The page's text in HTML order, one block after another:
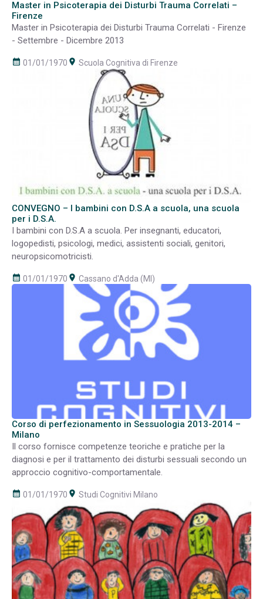
Master in Psicoterapia dei Disturbi Trauma Correlati –
Firenze
Master in Psicoterapia dei Disturbi Trauma Correlati - Firenze
- Settembre - Dicembre 2013
calendar_month 01/01/1970 room Scuola Cognitiva di Firenze
CONVEGNO – I bambini con D.S.A a scuola, una scuola
per i D.S.A.
I bambini con D.S.A a scuola. Per insegnanti, educatori,
logopedisti, psicologi, medici, assistenti sociali, genitori,
neuropsicomotricisti.
calendar_month 01/01/1970 room Cassano d'Adda (MI)
Corso di perfezionamento in Sessuologia 2013-2014 –
Milano
Il corso fornisce competenze teoriche e pratiche per la
diagnosi e per il trattamento dei disturbi sessuali secondo un
approccio cognitivo-comportamentale.
calendar_month 01/01/1970 room Studi Cognitivi Milano